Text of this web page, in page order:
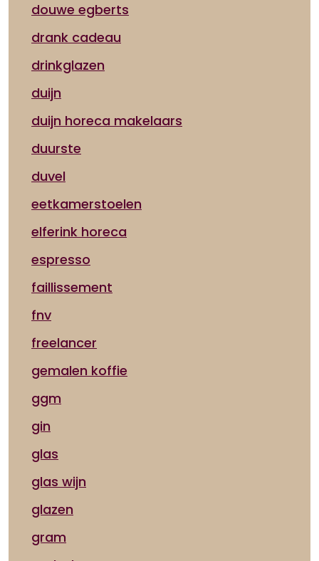
douwe egberts
drank cadeau
drinkglazen
duijn
duijn horeca makelaars
duurste
duvel
eetkamerstoelen
elferink horeca
espresso
faillissement
fnv
freelancer
gemalen koffie
ggm
gin
glas
glas wijn
glazen
gram